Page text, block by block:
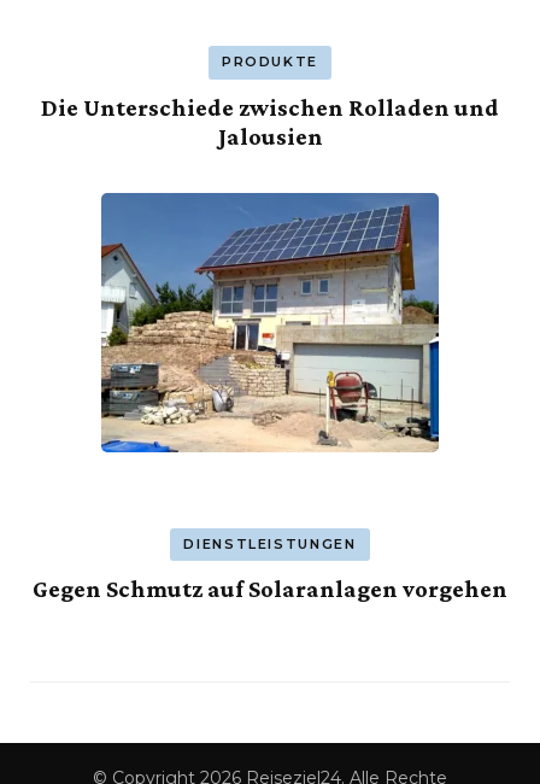
PRODUKTE
Die Unterschiede zwischen Rolladen und
Jalousien
DIENSTLEISTUNGEN
Gegen Schmutz auf Solaranlagen vorgehen
© Copyright 2026 Reiseziel24. Alle Rechte